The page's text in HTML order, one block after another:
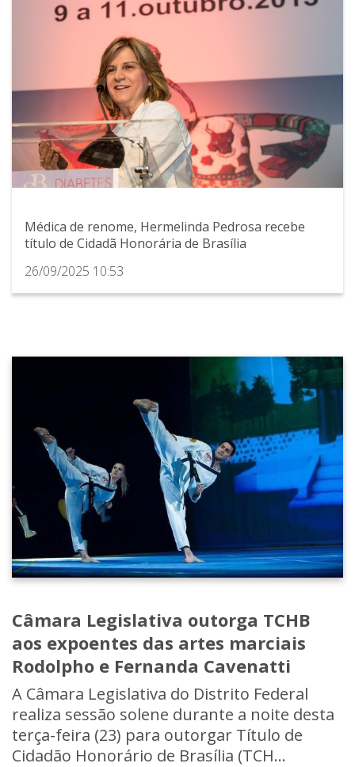
Médica de renome, Hermelinda Pedrosa recebe
título de Cidadã Honorária de Brasília
26/09/2025 10:53
Câmara Legislativa outorga TCHB
aos expoentes das artes marciais
Rodolpho e Fernanda Cavenatti
A Câmara Legislativa do Distrito Federal
realiza sessão solene durante a noite desta
terça-feira (23) para outorgar Título de
Cidadão Honorário de Brasília (TCH...